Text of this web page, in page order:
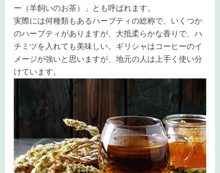
ー（羊飼いのお茶）」とも呼ばれます。
実際には何種類もあるハーブティの総称で、いくつか
のハーブティがありますが、大抵柔らかな香りで、ハ
チミツを入れても美味しい。ギリシャはコーヒーのイ
メージが強いと思いますが、地元の人は上手く使い分
けています。